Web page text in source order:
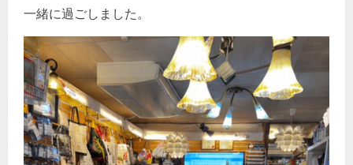
一緒に過ごしました。